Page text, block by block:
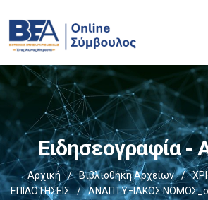
Ειδησεογραφία -
Αρχική / Βιβλιοθήκη Αρχείων /
ΕΠΙΔΟΤΗΣΕΙΣ
/ ΑΝΑΠΤΥΞΙΑΚΟΣ